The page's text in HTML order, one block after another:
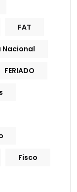
FAT
Nacional
FERIADO
Fisco